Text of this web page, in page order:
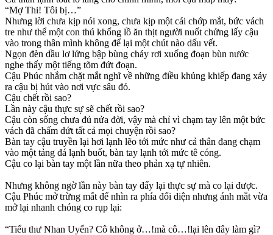
“Mợ Thi! Tôi bị…”
Nhưng lời chưa kịp nói xong, chưa kịp một cái chớp mắt, bức vách
tre như thể một con thú khổng lồ ăn thịt người nuốt chửng lấy cậu
vào trong thân mình không để lại một chút nào dấu vết.
Ngọn đèn dầu lơ lửng bập bùng cháy rơi xuống đoạn bùn nước
nghe thấy một tiếng tõm đứt đoạn.
Cậu Phúc nhắm chặt mắt nghĩ về những điều khủng khiếp đang xảy
ra cậu bị hút vào nơi vực sâu đó.
Cậu chết rồi sao?
Lần này cậu thực sự sẽ chết rồi sao?
Cậu còn sống chưa đủ nửa đời, vậy mà chỉ vì chạm tay lên một bức
vách đã chấm dứt tất cả mọi chuyện rồi sao?
Bàn tay cậu truyền lại hơi lạnh lẽo tới mức như cả thân đang chạm
vào một tảng đá lạnh buốt, bàn tay lạnh tới mức tê cóng.
Cậu co lại bàn tay một lần nữa theo phản xạ tự nhiên.
Nhưng không ngờ lần này bàn tay đấy lại thực sự mà co lại được.
Cậu Phúc mở trừng mắt để nhìn ra phía đối diện nhưng ánh mắt vừa
mở lại nhanh chóng co rụp lại:
“Tiểu thư Nhan Uyển? Cô không ở…!mà cô…!lại lên đây làm gì?